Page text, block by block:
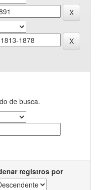
de busca.
registros por